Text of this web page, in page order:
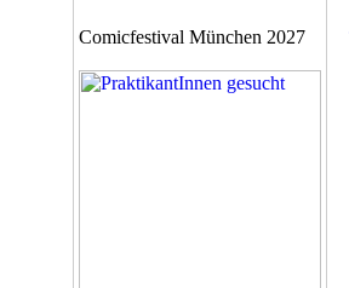
Comicfestival München 2027